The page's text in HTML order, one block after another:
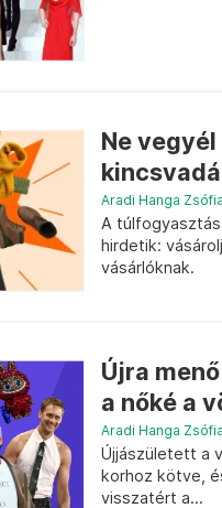
Ne
Aradi Hanga Zsófia
A
hirdetik:
vásárlóknak.
Újra
a nőké a
Aradi Hanga Zsófia
Újjászületett a
korhoz kötve,
visszatért a...